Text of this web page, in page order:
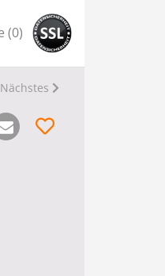
(0)
Nächstes